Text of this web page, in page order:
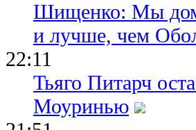
Шищенко: Мы
и лучше, чем
22:11
Тьяго Питарч
Моуринью